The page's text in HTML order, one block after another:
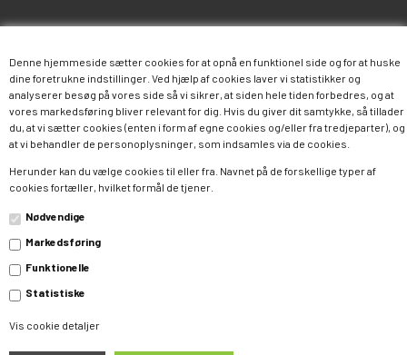
Denne hjemmeside sætter cookies for at opnå en funktionel side og for at huske
dine foretrukne indstillinger. Ved hjælp af cookies laver vi statistikker og
analyserer besøg på vores side så vi sikrer, at siden hele tiden forbedres, og at
vores markedsføring bliver relevant for dig. Hvis du giver dit samtykke, så tillader
du, at vi sætter cookies (enten i form af egne cookies og/eller fra tredjeparter), og
at vi behandler de personoplysninger, som indsamles via de cookies.
Herunder kan du vælge cookies til eller fra. Navnet på de forskellige typer af
cookies fortæller, hvilket formål de tjener.
Nødvendige
Markedsføring
Funktionelle
Statistiske
Vis cookie detaljer
Følg os
Facebook Twitter